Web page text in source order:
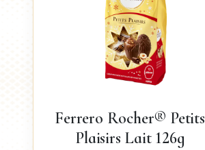
Ferrero Rocher® Petits
Plaisirs Lait 126g